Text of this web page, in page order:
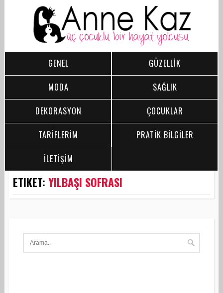
GENEL
GÜZELLİK
MODA
SAĞLIK
DEKORASYON
ÇOCUKLAR
TARİFLERİM
PRATİK BİLGİLER
İLETİŞİM
ETIKET: YILBAŞI SOFRASI